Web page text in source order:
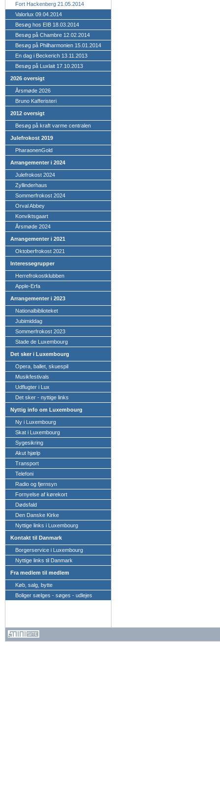
Fort Hackenberg 21.05.2014
Valorlux 09.04.2014
Besøg hos EIB 18.03.2014
Besøg på Chambre 12.02.2014
Besøg på Philharmonien 15.01.2014
En dag i Beckerich 13.11.2013
Besøg på Luxlait 17.10.2013
2026 oversigt
Årsmøde 2026
Bruno Kafferisteri
2012 oversigt
Besøg på kraft varme centralen
Julefrokost 2019
PharaonenGold
Arrangementer i 2024
Julefrokost 2024
Zyllinderhaus
Sommerfrokost 2024
Orval Abbey
Konviktsgaart
Årsmøde 2024
Arrangementer i 2021
Oktoberfrokost 2021
Interessegrupper
Herrefrokostklubben
Apple-Erfa
Arrangementer i 2023
Nationalbiblioteket
Jubimiddag
Sommerfrokost 2023
Stade de Luxembourg
Det sker i Luxembourg
Opera, ballet, skuespil
Musikfestivals
Udflugter i Lux
Det sker - nyttige links
Nyttig info om Luxembourg
Ny i Luxembourg
Skat i Luxembourg
Sygesikring
Akut hjælp
Transport
Telefoni
Radio og fjernsyn
Fornyelse af kørekort
Dødsfald
Den Danske Kirke
Nyttige links i Luxembourg
Kontakt til Danmark
Borgerservice i Luxembourg
Nyttige links til Danmark
Fra medlem til medlem
Køb, salg, bytte
Boliger sælges - søges - udlejes